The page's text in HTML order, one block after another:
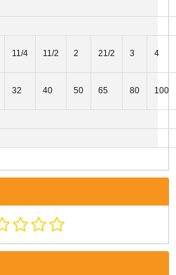
11/4 11/2 2 21/2 3 4
32 40 50 65 80 100